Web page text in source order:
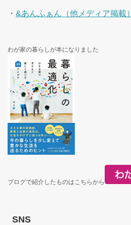
・ &あんふぁん（他メディア掲載）
わが家の暮らしが本になりました
ブログで紹介したものはこちらから
SNS